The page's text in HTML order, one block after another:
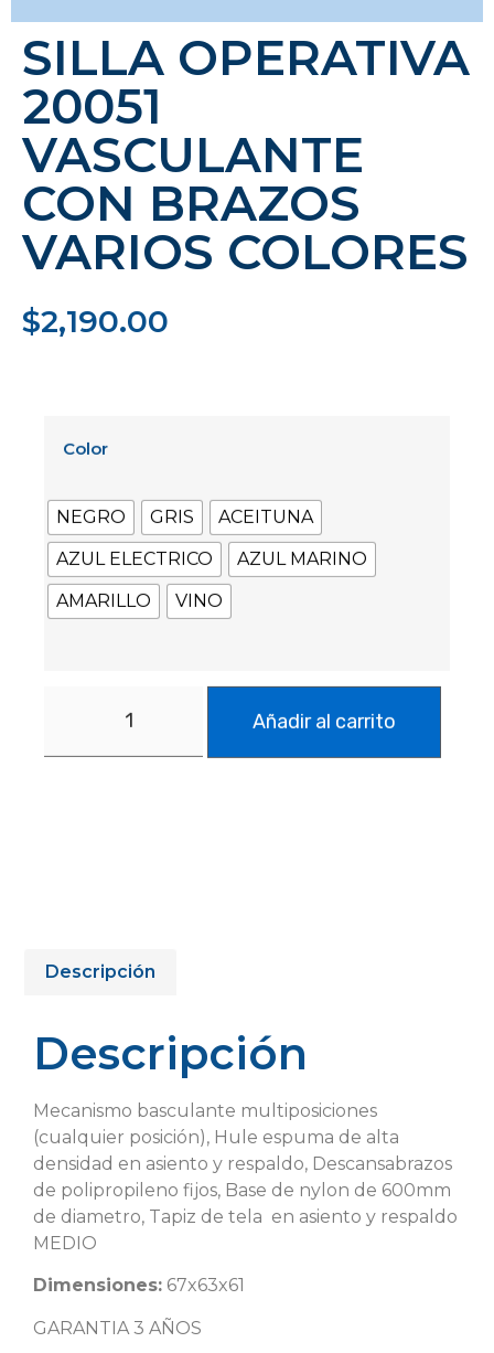
SILLA OPERATIVA
20051
VASCULANTE
CON BRAZOS
VARIOS COLORES
$2,190.00
Color
NEGRO GRIS
ACEITUNA
AZUL ELECTRICO
AZUL MARINO
AMARILLO
VINO
Añadir al carrito
Descripción
Descripción
Mecanismo basculante multiposiciones
(cualquier posición), Hule espuma de alta
densidad en asiento y respaldo, Descansabrazos
de polipropileno fijos, Base de nylon de 600mm
de diametro, Tapiz de tela en asiento y respaldo
MEDIO
Dimensiones: 67x63x61
GARANTIA 3 AÑOS